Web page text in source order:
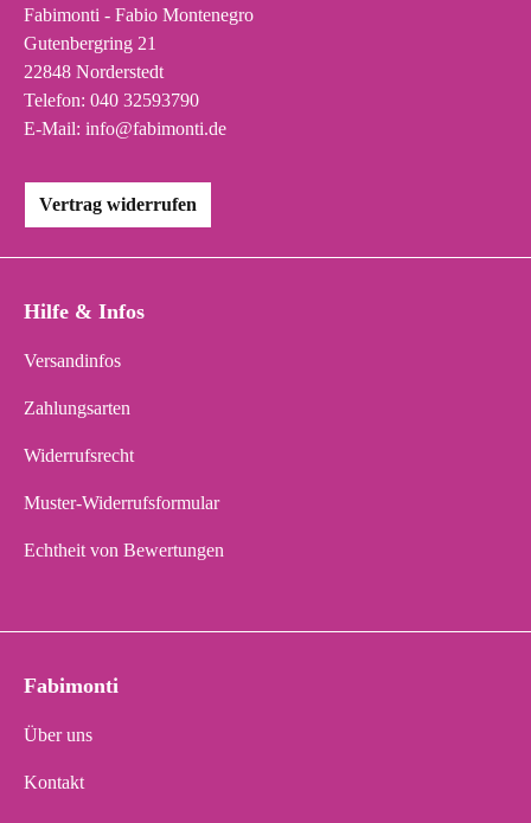
Fabimonti - Fabio Montenegro
Gutenbergring 21
22848 Norderstedt
Telefon: 040 32593790
E-Mail: info@fabimonti.de
Vertrag widerrufen
Hilfe & Infos
Versandinfos
Zahlungsarten
Widerrufsrecht
Muster-Widerrufsformular
Echtheit von Bewertungen
Fabimonti
Über uns
Kontakt